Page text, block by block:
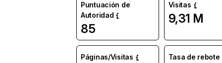
Puntuación de
Autoridad
85
Visitas
9,31 M
Páginas/Visitas Tasa de rebote